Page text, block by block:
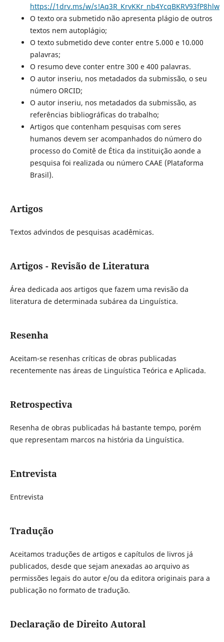
https://1drv.ms/w/s!Aq3R_KrvKKr_nb4YcqBKRV93fP8hlw
O texto ora submetido não apresenta plágio de outros
textos nem autoplágio;
O texto submetido deve conter entre 5.000 e 10.000
palavras;
O resumo deve conter entre 300 e 400 palavras.
O autor inseriu, nos metadados da submissão, o seu
número ORCID;
O autor inseriu, nos metadados da submissão, as
referências bibliográficas do trabalho;
Artigos que contenham pesquisas com seres
humanos devem ser acompanhados do número do
processo do Comitê de Ética da instituição aonde a
pesquisa foi realizada ou número CAAE (Plataforma
Brasil).
Artigos
Textos advindos de pesquisas acadêmicas.
Artigos - Revisão de Literatura
Área dedicada aos artigos que fazem uma revisão da
literatura de determinada subárea da Linguística.
Resenha
Aceitam-se resenhas críticas de obras publicadas
recentemente nas áreas de Linguística Teórica e Aplicada.
Retrospectiva
Resenha de obras publicadas há bastante tempo, porém
que representam marcos na história da Linguística.
Entrevista
Entrevista
Tradução
Aceitamos traduções de artigos e capítulos de livros já
publicados, desde que sejam anexadas ao arquivo as
permissões legais do autor e/ou da editora originais para a
publicação no formato de tradução.
Declaração de Direito Autoral